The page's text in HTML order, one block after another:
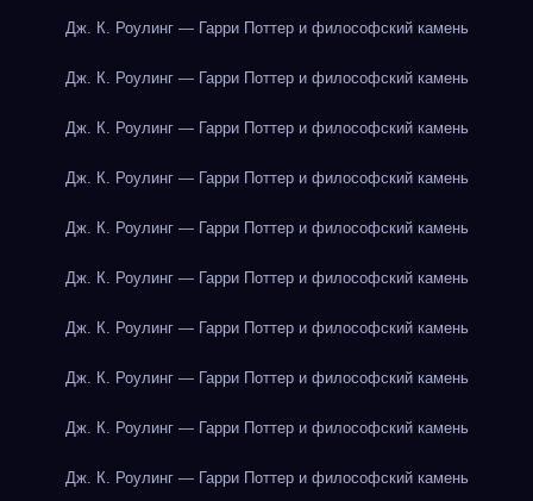
Дж. К. Роулинг — Гарри Поттер и философский камень
Дж. К. Роулинг — Гарри Поттер и философский камень
Дж. К. Роулинг — Гарри Поттер и философский камень
Дж. К. Роулинг — Гарри Поттер и философский камень
Дж. К. Роулинг — Гарри Поттер и философский камень
Дж. К. Роулинг — Гарри Поттер и философский камень
Дж. К. Роулинг — Гарри Поттер и философский камень
Дж. К. Роулинг — Гарри Поттер и философский камень
Дж. К. Роулинг — Гарри Поттер и философский камень
Дж. К. Роулинг — Гарри Поттер и философский камень